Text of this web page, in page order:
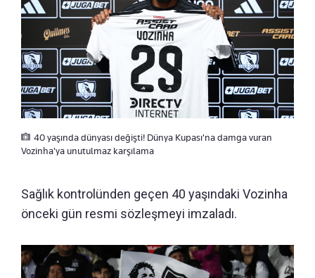
40 yaşında dünyası değişti! Dünya Kupası'na damga vuran
Vozinha'ya unutulmaz karşılama
Sağlık kontrolünden geçen 40 yaşındaki Vozinha
önceki gün resmi sözleşmeyi imzaladı.